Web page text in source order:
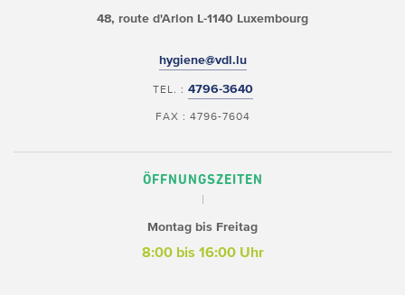
48, route d'Arlon L-1140 Luxembourg
hygiene@vdl.lu
TEL. : 4796-3640
FAX : 4796-7604
ÖFFNUNGSZEITEN
Montag bis Freitag
8:00 bis 16:00 Uhr